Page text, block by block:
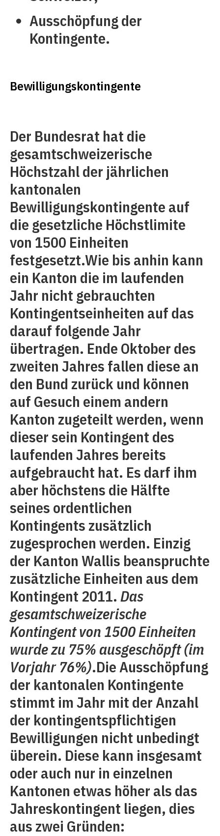
Ausschöpfung der
Kontingente.
Bewilligungskontingente
Der Bundesrat hat die
gesamtschweizerische
Höchstzahl der jährlichen
kantonalen
Bewilligungskontingente auf
die gesetzliche Höchstlimite
von 1500 Einheiten
festgesetzt.Wie bis anhin kann
ein Kanton die im laufenden
Jahr nicht gebrauchten
Kontingentseinheiten auf das
darauf folgende Jahr
übertragen. Ende Oktober des
zweiten Jahres fallen diese an
den Bund zurück und können
auf Gesuch einem andern
Kanton zugeteilt werden, wenn
dieser sein Kontingent des
laufenden Jahres bereits
aufgebraucht hat. Es darf ihm
aber höchstens die Hälfte
seines ordentlichen
Kontingents zusätzlich
zugesprochen werden. Einzig
der Kanton Wallis beanspruchte
zusätzliche Einheiten aus dem
Kontingent 2011. Das
gesamtschweizerische
Kontingent von 1500 Einheiten
wurde zu 75% ausgeschöpft (im
Vorjahr 76%).Die Ausschöpfung
der kantonalen Kontingente
stimmt im Jahr mit der Anzahl
der kontingentspflichtigen
Bewilligungen nicht unbedingt
überein. Diese kann insgesamt
oder auch nur in einzelnen
Kantonen etwas höher als das
Jahreskontingent liegen, dies
aus zwei Gründen: